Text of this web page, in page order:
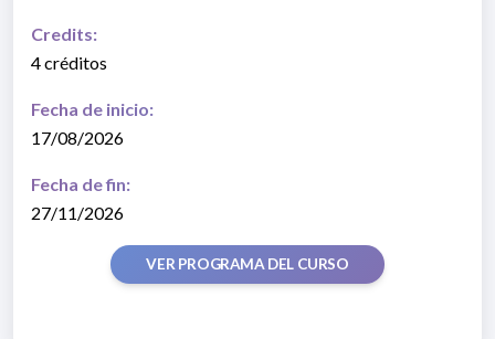
Credits:
4 créditos
Fecha de inicio:
17/08/2026
Fecha de fin:
27/11/2026
VER PROGRAMA DEL CURSO